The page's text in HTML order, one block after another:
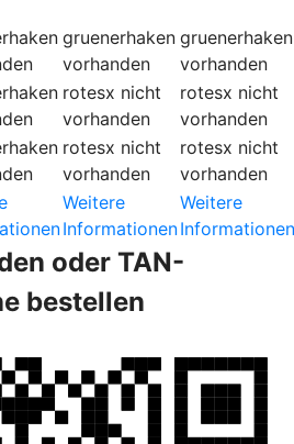
gruenerhaken
vorhanden
gruenerhaken
vorhanden
rotesx nicht
vorhanden
rotesx nicht
vorhanden
rotesx nicht
vorhanden
rotesx nicht
vorhanden
Weitere
Informationen
Weitere
Informationen
oder TAN-
bestellen